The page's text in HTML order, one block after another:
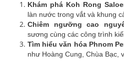
Khám phá Koh Rong
làn nước trong vắt và khung
Chiêm ngưỡng cao
sương cùng các công trình
Tìm hiểu văn hóa Phnom
như Hoàng Cung, Chùa Bạc,